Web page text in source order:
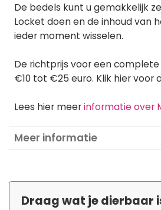
De bedels kunt u gemakkelijk
Locket doen en de inhoud van
ieder moment wisselen.
De richtprijs voor een
€10 tot €25 euro. Klik hier voor
Lees hier meerinformatie over
Meer informatie
Draag wat je dierbaar